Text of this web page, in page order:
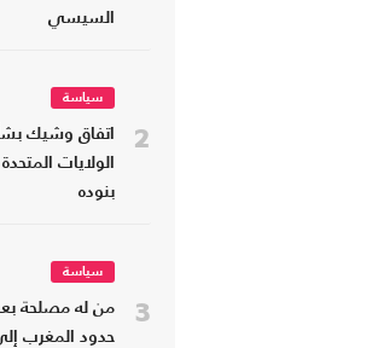
السيسي
2
سياسة
اتفاق وشيك
الولايات
بنوده
3
سياسة
من له مصلحة
حدود المغرب